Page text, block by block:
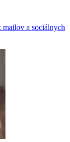
mailov a sociálnych